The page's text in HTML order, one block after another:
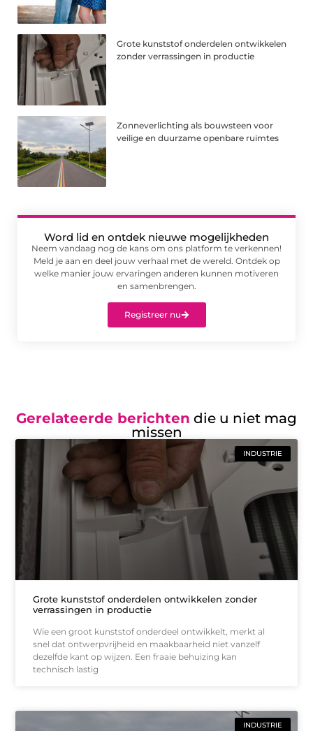
Grote kunststof onderdelen ontwikkelen
zonder verrassingen in productie
Zonneverlichting als bouwsteen voor
veilige en duurzame openbare ruimtes
Word lid en ontdek nieuwe mogelijkheden
Neem vandaag nog de kans om ons platform te verkennen!
Meld je aan en deel jouw verhaal met de wereld. Ontdek op
welke manier jouw ervaringen anderen kunnen motiveren
en samenbrengen.
Registreer nu
Gerelateerde berichten die u niet mag
missen
INDUSTRIE
Grote kunststof onderdelen ontwikkelen zonder
verrassingen in productie
Wie een groot kunststof onderdeel ontwikkelt, merkt al
snel dat ontwerpvrijheid en maakbaarheid niet vanzelf
dezelfde kant op wijzen. Een fraaie behuizing kan
technisch lastig
INDUSTRIE